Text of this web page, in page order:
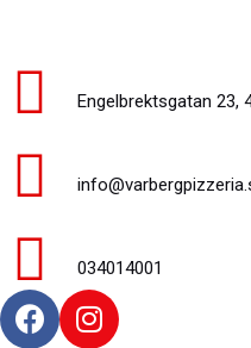
Engelbrektsgatan 23,
034014001